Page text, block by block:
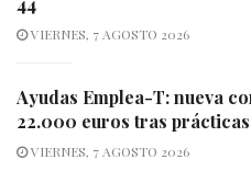
VIERNES, 7 AGOSTO 2026
Ayudas Emplea-T: nueva
22.000 euros tras prácticas
VIERNES, 7 AGOSTO 2026